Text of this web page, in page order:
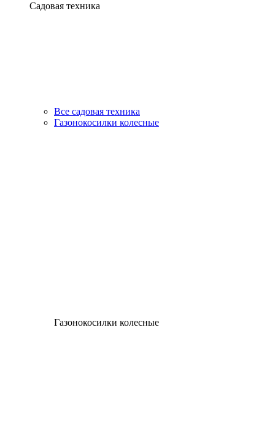
Садовая техника
Все садовая техника
Газонокосилки колесные
Газонокосилки колесные